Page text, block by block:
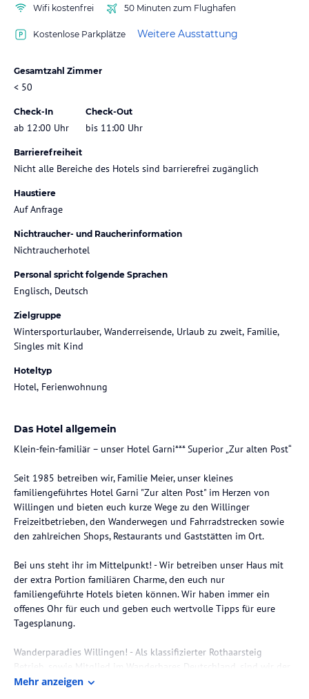
Wifi kostenfrei 50 Minuten zum Flughafen
Kostenlose Parkplätze Weitere Ausstattung
Gesamtzahl Zimmer
< 50
Check-In
ab 12:00 Uhr
Check-Out
bis 11:00 Uhr
Barrierefreiheit
Nicht alle Bereiche des Hotels sind barrierefrei zugänglich
Haustiere
Auf Anfrage
Nichtraucher- und Raucherinformation
Nichtraucherhotel
Personal spricht folgende Sprachen
Englisch, Deutsch
Zielgruppe
Wintersporturlauber, Wanderreisende, Urlaub zu zweit, Familie,
Singles mit Kind
Hoteltyp
Hotel, Ferienwohnung
Das Hotel allgemein
Klein-fein-familiär – unser Hotel Garni*** Superior „Zur alten Post“
Seit 1985 betreiben wir, Familie Meier, unser kleines
familiengeführtes Hotel Garni "Zur alten Post" im Herzen von
Willingen und bieten euch kurze Wege zu den Willinger
Freizeitbetrieben, den Wanderwegen und Fahrradstrecken sowie
den zahlreichen Shops, Restaurants und Gaststätten im Ort.
Bei uns steht ihr im Mittelpunkt! - Wir betreiben unser Haus mit
der extra Portion familiären Charme, den euch nur
familiengeführte Hotels bieten können. Wir haben immer ein
offenes Ohr für euch und geben euch wertvolle Tipps für eure
Tagesplanung.
Wanderparadies Willingen! - Als klassifizierter Rothaarsteig
Betrieb, sowie Mitglied im Wanderbares Deutschland, sind wir der
perfekte Gastgeber für eure Wanderungen, den als Locals kennen
Mehr anzeigen